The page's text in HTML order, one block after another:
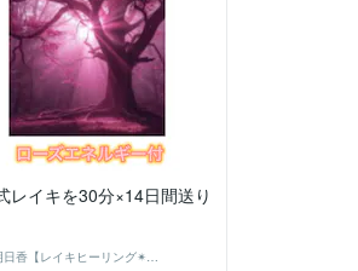
レイキを30分×14日間送り
明日香【レイキヒーリング✴︎伝授】します